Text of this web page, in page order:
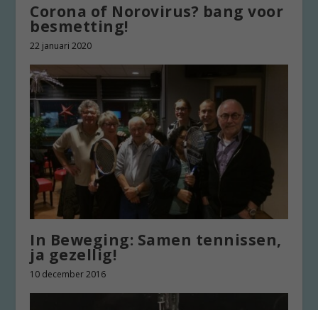
Corona of Norovirus? bang voor
besmetting!
22 januari 2020
In Beweging: Samen tennissen,
ja gezellig!
10 december 2016